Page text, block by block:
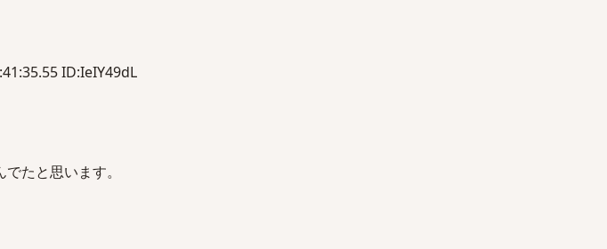
ID:IeIY49dL
たと思います。